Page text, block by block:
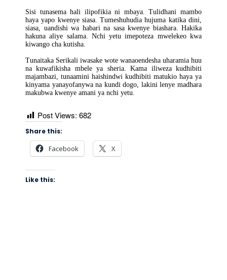
Sisi tunasema hali ilipofikia ni mbaya. Tulidhani mambo
haya yapo kwenye siasa. Tumeshuhudia hujuma katika dini,
siasa, uandishi wa habari na sasa kwenye biashara. Hakika
hakuna aliye salama. Nchi yetu imepoteza mwelekeo kwa
kiwango cha kutisha.
Tunaitaka Serikali iwasake wote wanaoendesha uharamia huu
na kuwafikisha mbele ya sheria. Kama iliweza kudhibiti
majambazi, tunaamini haishindwi kudhibiti matukio haya ya
kinyama yanayofanywa na kundi dogo, lakini lenye madhara
makubwa kwenye amani ya nchi yetu.
Post Views: 682
Share this:
Facebook X
Like this: